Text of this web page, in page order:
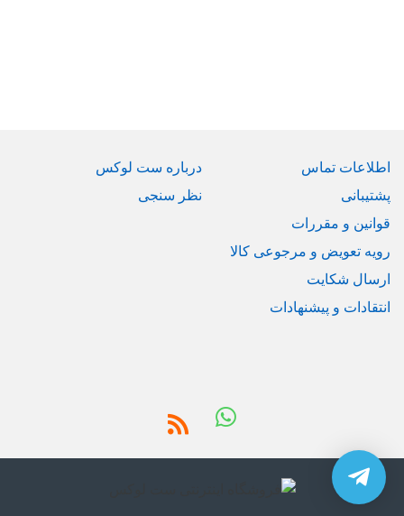
اطلاعات تماس
پشتیبانی
قوانین و مقررات
رویه تعویض و مرجوعی کالا
ارسال شکایت
انتقادات و پیشنهادات
درباره ست لوکس
نظر سنجی